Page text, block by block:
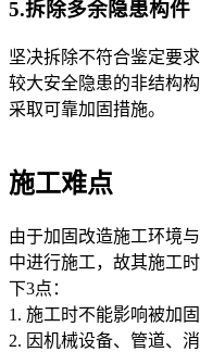
5.拆除多余隐患构件
坚决拆除不符合鉴定要
较大安全隐患的非结构
采取可靠加固措施。
施工难点
由于加固改造施工环境
中进行施工，故其施工
下3点：
1. 施工时不能影响被加
2. 因机械设备、管道、